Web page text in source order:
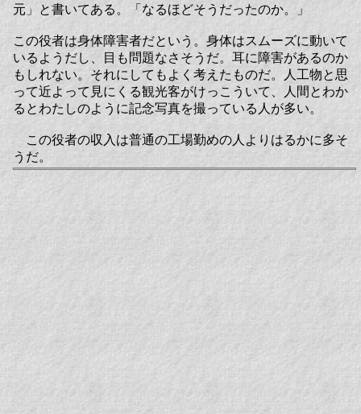
元」と書いてある。「なるほどそうだったのか。」
この役者は身体障害者だという。身体はスムーズに動いて
いるようだし、目も問題なさそうだ。耳に障害があるのか
もしれない。それにしてもよく考えたものだ。人工物と思
って近よって見にくる観光客がけっこういて、人間とわか
るとわたしのように記念写真を撮っている人が多い。
この役者の収入は普通の工場勤めの人よりはるかに多そ
うだ。